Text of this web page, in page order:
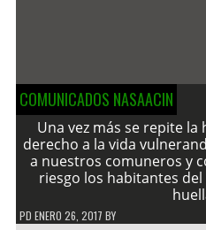
COMUNICADOS NASAACIN
Una vez más se repite
derecho a la vida
a nuestros comuneros y
riesgo los habitantes
PD ENERO 26, 2017 BY